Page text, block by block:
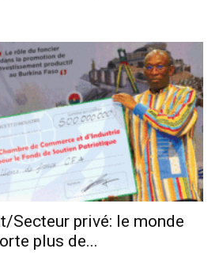
Secteur privé: le monde
plus de...